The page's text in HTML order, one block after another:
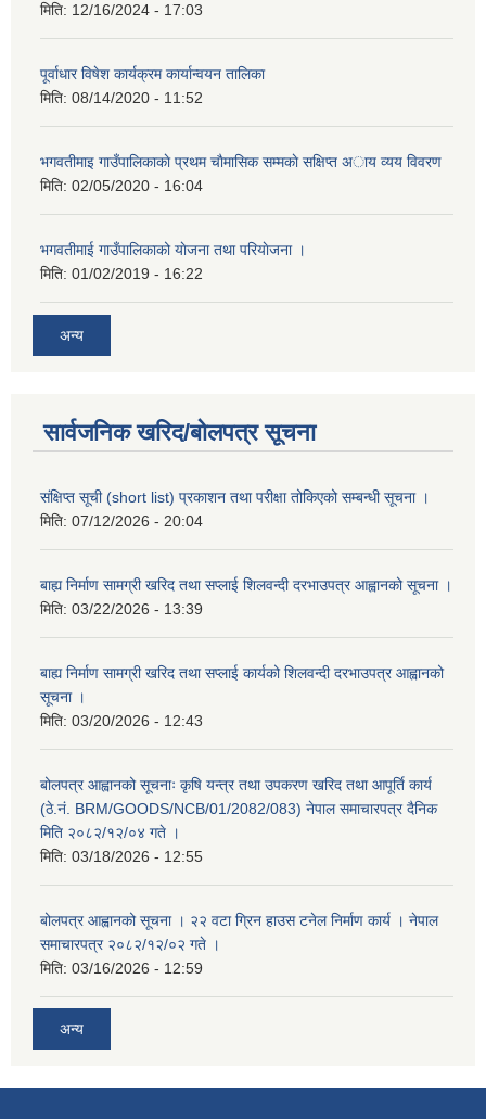
मिति: 12/16/2024 - 17:03
पूर्वाधार विषेश कार्यक्रम कार्यान्वयन तालिका
मिति: 08/14/2020 - 11:52
भगवतीमाइ गाउँपालिकाकाे प्रथम चाैमासिक सम्मकाे सक्षिप्त अाय व्यय विवरण
मिति: 02/05/2020 - 16:04
भगवतीमाई गाउँपालिकाको याेजना तथा परियाेजना ।
मिति: 01/02/2019 - 16:22
अन्य
सार्वजनिक खरिद/बोलपत्र सूचना
संक्षिप्त सूची (short list) प्रकाशन तथा परीक्षा तोकिएको सम्बन्धी सूचना ।
मिति: 07/12/2026 - 20:04
बाह्य निर्माण सामग्री खरिद तथा सप्लाई शिलवन्दी दरभाउपत्र आह्वानको सूचना ।
मिति: 03/22/2026 - 13:39
बाह्य निर्माण सामग्री खरिद तथा सप्लाई कार्यको शिलवन्दी दरभाउपत्र आह्वानको
सूचना ।
मिति: 03/20/2026 - 12:43
बोलपत्र आह्वानको सूचनाः कृषि यन्त्र तथा उपकरण खरिद तथा आपूर्ति कार्य
(ठे.नं. BRM/GOODS/NCB/01/2082/083) नेपाल समाचारपत्र दैनिक
मिति २०८२/१२/०४ गते ।
मिति: 03/18/2026 - 12:55
बोलपत्र आह्वानको सूचना । २२ वटा ग्रिन हाउस टनेल निर्माण कार्य । नेपाल
समाचारपत्र २०८२/१२/०२ गते ।
मिति: 03/16/2026 - 12:59
अन्य